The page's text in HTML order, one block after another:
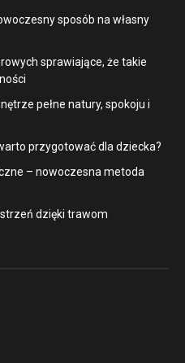
sposób na własny
sprawiające, że takie
pełne natury, spokoju i
przygotować dla dziecka?
– nowoczesna metoda
dzięki trawom